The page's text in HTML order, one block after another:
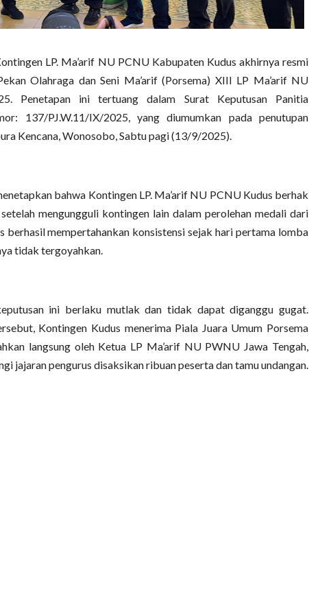
LP. Ma’arif NU PCNU Kabupaten Kudus akhirnya resmi
Olahraga dan Seni Ma’arif (Porsema) XIII LP Ma’arif NU
Penetapan ini tertuang dalam Surat Keputusan Panitia
137/PJ.W.11/IX/2025, yang diumumkan pada penutupan
Kencana, Wonosobo, Sabtu pagi (13/9/2025).
bahwa Kontingen LP. Ma’arif NU PCNU Kudus berhak
mengungguli kontingen lain dalam perolehan medali dari
berhasil mempertahankan konsistensi sejak hari pertama lomba
tidak tergoyahkan.
ini berlaku mutlak dan tidak dapat diganggu gugat.
Kontingen Kudus menerima Piala Juara Umum Porsema
langsung oleh Ketua LP Ma’arif NU PWNU Jawa Tengah,
jajaran pengurus disaksikan ribuan peserta dan tamu undangan.